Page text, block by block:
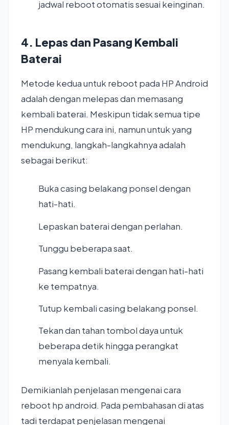
jadwal reboot otomatis sesuai keinginan.
4. Lepas dan Pasang Kembali
Baterai
Metode kedua untuk reboot pada HP Android
adalah dengan melepas dan memasang
kembali baterai. Meskipun tidak semua tipe
HP mendukung cara ini, namun untuk yang
mendukung, langkah-langkahnya adalah
sebagai berikut:
Buka casing belakang ponsel dengan
hati-hati.
Lepaskan baterai dengan perlahan.
Tunggu beberapa saat.
Pasang kembali baterai dengan hati-hati
ke tempatnya.
Tutup kembali casing belakang ponsel.
Tekan dan tahan tombol daya untuk
beberapa detik hingga perangkat
menyala kembali.
Demikianlah penjelasan mengenai cara
reboot hp android. Pada pembahasan di atas
tadi terdapat penjelasan mengenai